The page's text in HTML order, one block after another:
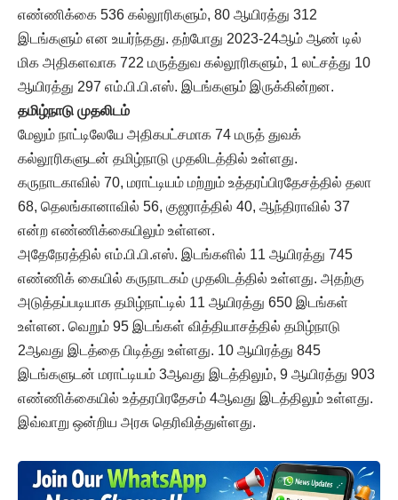
எண்ணிக்கை 536 கல்லூரிகளும், 80 ஆயிரத்து 312
இடங்களும் என உயர்ந்தது. தற்போது 2023-24ஆம் ஆண் டில்
மிக அதிகளவாக 722 மருத்துவ கல்லூரிகளும், 1 லட்சத்து 10
ஆயிரத்து 297 எம்.பி.பி.எஸ். இடங்களும் இருக்கின்றன.
தமிழ்நாடு முதலிடம்
மேலும் நாட்டிலேயே அதிகபட்சமாக 74 மருத் துவக்
கல்லூரிகளுடன் தமிழ்நாடு முதலிடத்தில் உள்ளது.
கருநாடகாவில் 70, மராட்டியம் மற்றும் உத்தரப்பிரதேசத்தில் தலா
68, தெலங்கானாவில் 56, குஜராத்தில் 40, ஆந்திராவில் 37
என்ற எண்ணிக்கையிலும் உள்ளன.
அதேநேரத்தில் எம்.பி.பி.எஸ். இடங்களில் 11 ஆயிரத்து 745
எண்ணிக் கையில் கருநாடகம் முதலிடத்தில் உள்ளது. அதற்கு
அடுத்தப்படியாக தமிழ்நாட்டில் 11 ஆயிரத்து 650 இடங்கள்
உள்ளன. வெறும் 95 இடங்கள் வித்தியாசத்தில் தமிழ்நாடு
2ஆவது இடத்தை பிடித்து உள்ளது. 10 ஆயிரத்து 845
இடங்களுடன் மராட்டியம் 3ஆவது இடத்திலும், 9 ஆயிரத்து 903
எண்ணிக்கையில் உத்தரபிரதேசம் 4ஆவது இடத்திலும் உள்ளது.
இவ்வாறு ஒன்றிய அரசு தெரிவித்துள்ளது.